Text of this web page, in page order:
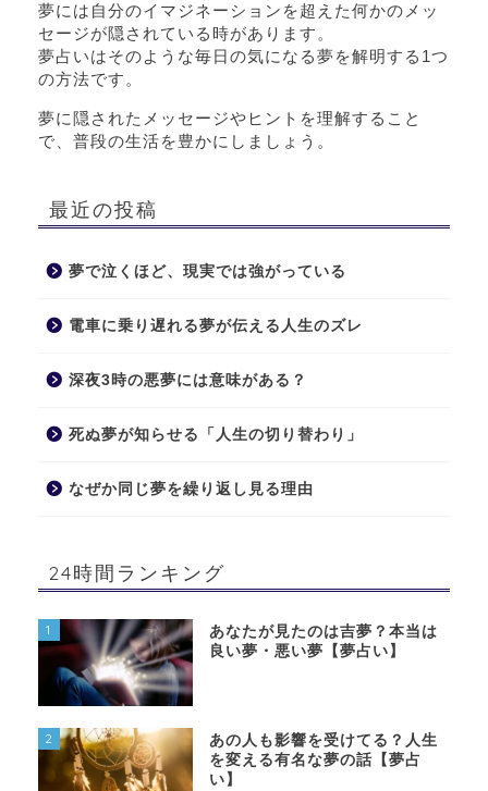
夢には自分のイマジネーションを超えた何かのメッ
セージが隠されている時があります。
夢占いはそのような毎日の気になる夢を解明する1つ
の方法です。
夢に隠されたメッセージやヒントを理解すること
で、普段の生活を豊かにしましょう。
最近の投稿
夢で泣くほど、現実では強がっている
電車に乗り遅れる夢が伝える人生のズレ
深夜3時の悪夢には意味がある？
死ぬ夢が知らせる「人生の切り替わり」
なぜか同じ夢を繰り返し見る理由
24時間ランキング
1
あなたが見たのは吉夢？本当は
良い夢・悪い夢【夢占い】
2
あの人も影響を受けてる？人生
を変える有名な夢の話【夢占
い】